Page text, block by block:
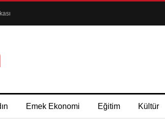
Emek Ekonomi Eğitim Kültür